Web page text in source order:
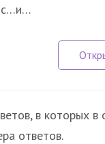
в которых
ответов.